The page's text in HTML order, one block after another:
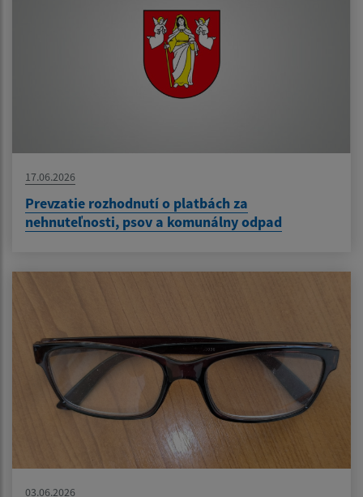
17.06.2026
Prevzatie rozhodnutí o platbách za
nehnuteľnosti, psov a komunálny odpad
03.06.2026